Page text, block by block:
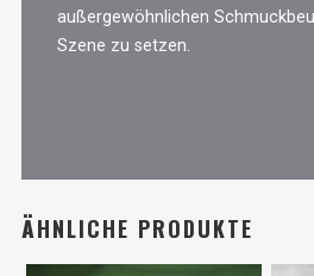
außergewöhnlichen
Szene zu setzen.
ÄHNLICHE PRODUKTE